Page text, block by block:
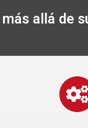
allá de